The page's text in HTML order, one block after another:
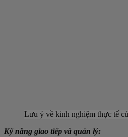
Lưu ý về kinh nghiệm thực tế
Kỹ năng giao tiếp và quản lý: